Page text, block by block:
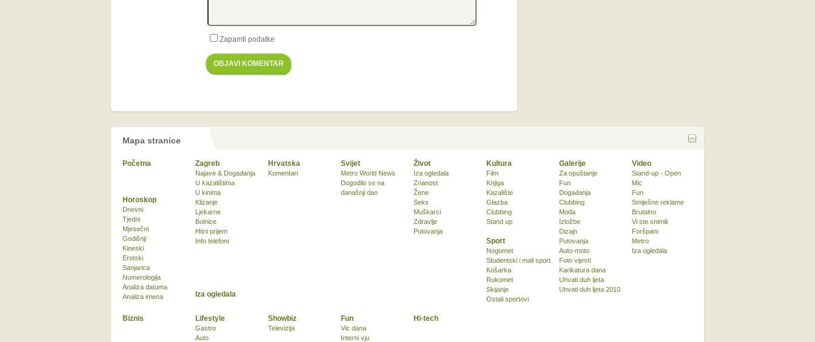
Zapamti podatke
OBJAVI KOMENTAR
Mapa stranice
Početna Zagreb
Najave & Događanja
U kazalištima
U kinima
Klizanje
Ljekarne
Bolnice
Hitni prijem
Info telefoni
Hrvatska
Komentari
Svijet
Metro World News
Dogodilo se na
današnji dan
Život
Iza ogledala
Znanost
Žene
Seks
Muškarci
Zdravlje
Putovanja
Kultura
Film
Knjiga
Kazalište
Glazba
Clubbing
Stand up
Sport
Nogomet
Studentski i mali sport
Košarka
Rukomet
Skijanje
Ostali sportovi
Biznis Lifestyle
Gastro
Auto
Showbiz
Televizija
Fun
Vic dana
Interni vju
Horoskop
Dnevni
Tjedni
Mjesečni
Godišnji
Kineski
Erotski
Sanjarica
Numerologija
Analiza datuma
Analiza imena
Iza ogledala
Hi-tech
Galerije
Za opuštanje
Fun
Događanja
Clubbing
Moda
Izložbe
Dizajn
Putovanja
Auto-moto
Foto vijesti
Karikatura dana
Uhvati duh ljeta
Uhvati duh ljeta 2010
Video
Stand-up - Open
Mic
Fun
Smiješne reklame
Brutalno
Vi ste snimili
Foršpani
Metro
Iza ogledala